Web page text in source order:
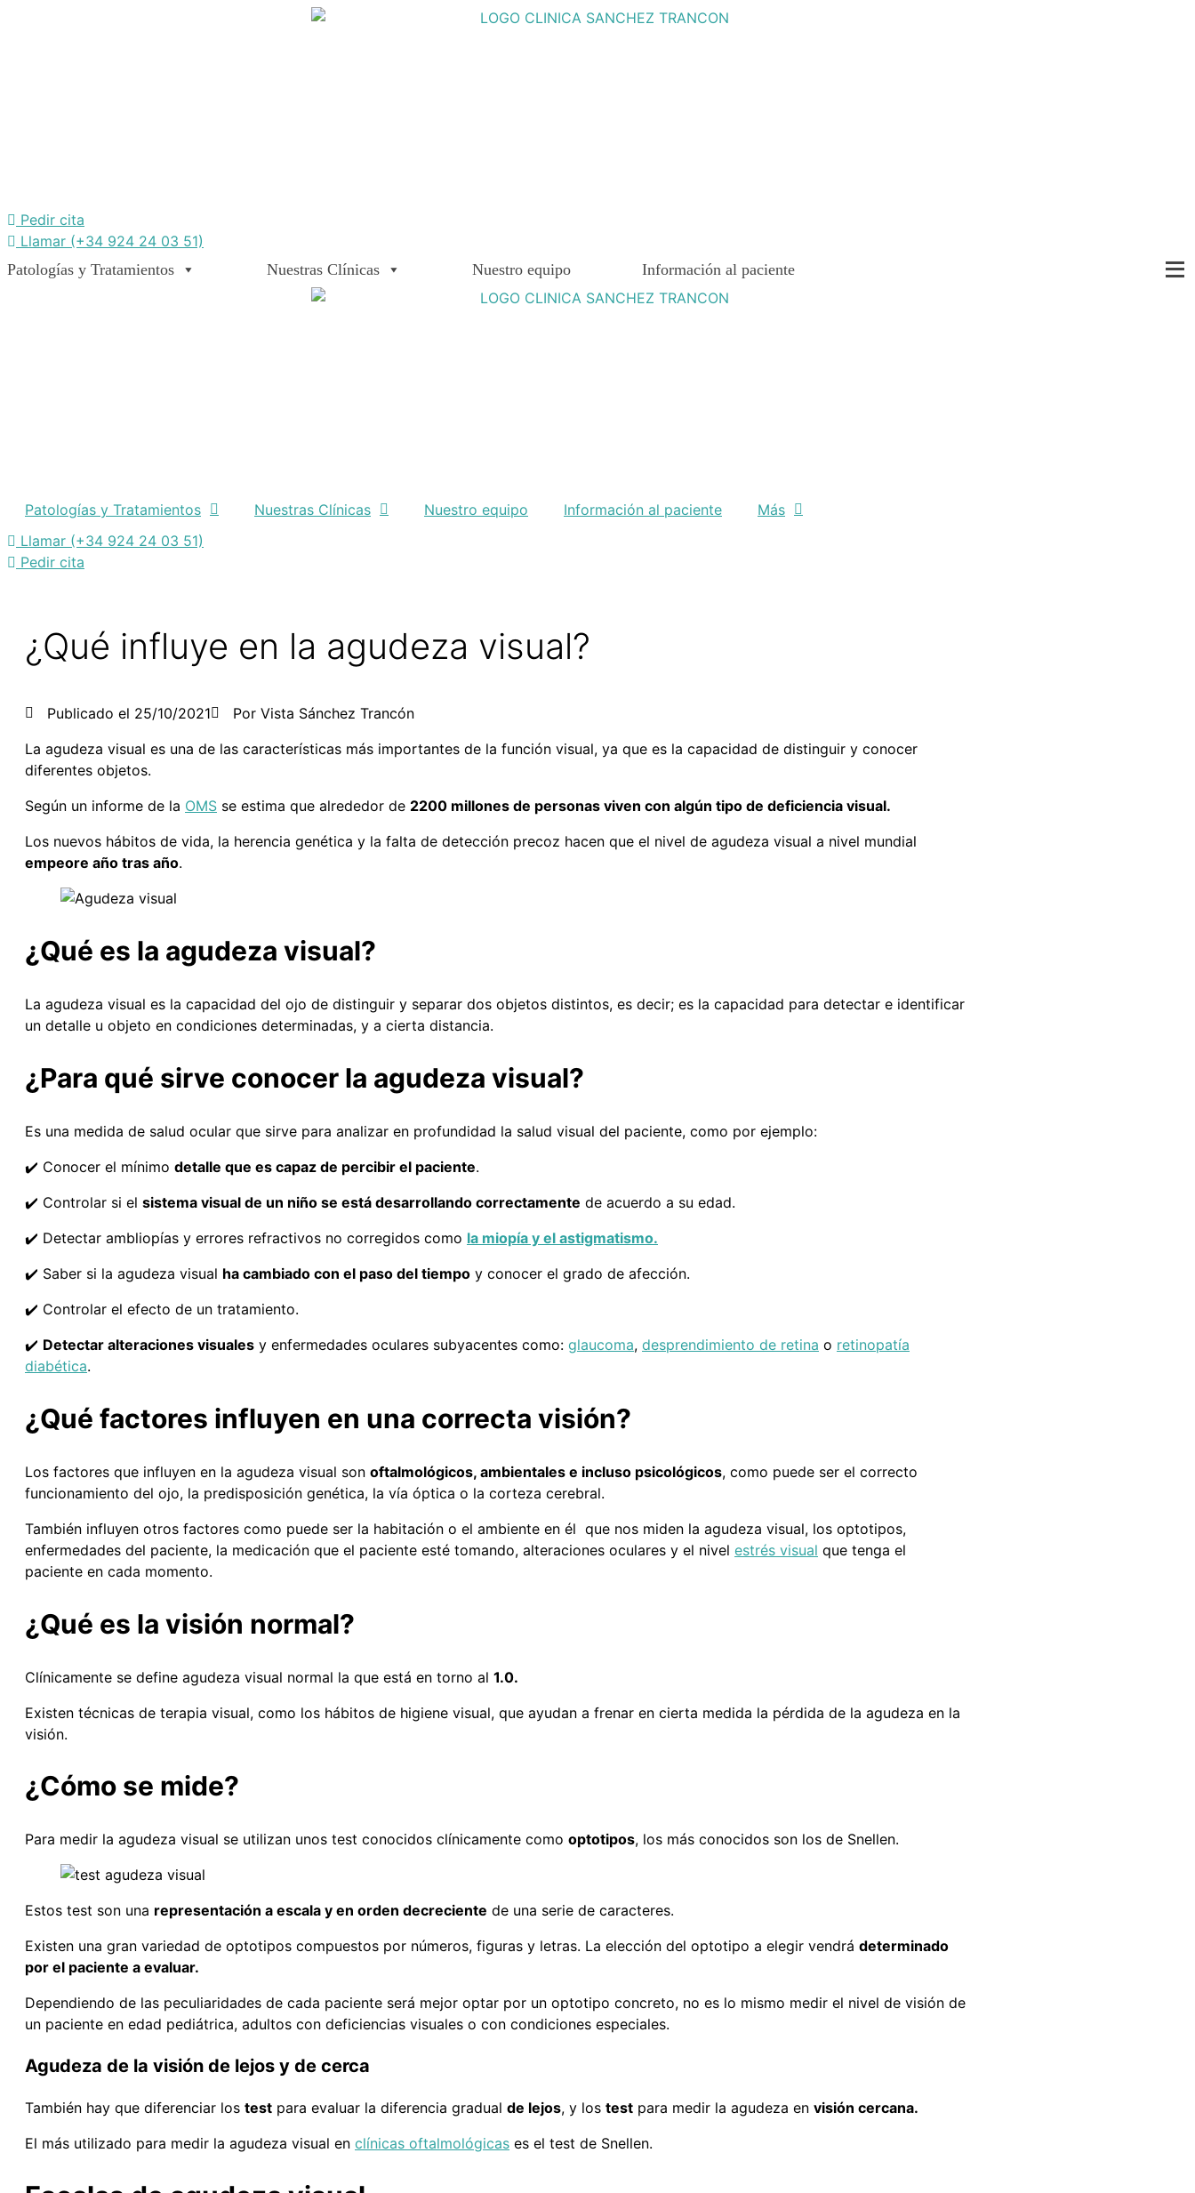
Pedir cita
Llamar (+34 924 24 03 51)
Patologías y Tratamientos
Nuestras Clínicas Nuestro equipo Información al paciente
Patologías y Tratamientos Nuestras Clínicas Nuestro equipo Información al paciente
Más
Llamar (+34 924 24 03 51)
Pedir cita
¿Qué influye en la agudeza visual?
Publicado el 25/10/2021 Por Vista Sánchez Trancón
La agudeza visual es una de las características más importantes de la función visual, ya que es la capacidad de distinguir y conocer
diferentes objetos.
Según un informe de la OMS se estima que alrededor de 2200 millones de personas viven con algún tipo de deficiencia visual.
Los nuevos hábitos de vida, la herencia genética y la falta de detección precoz hacen que el nivel de agudeza visual a nivel mundial
empeore año tras año.
¿Qué es la agudeza visual?
La agudeza visual es la capacidad del ojo de distinguir y separar dos objetos distintos, es decir; es la capacidad para detectar e identificar
un detalle u objeto en condiciones determinadas, y a cierta distancia.
¿Para qué sirve conocer la agudeza visual?
Es una medida de salud ocular que sirve para analizar en profundidad la salud visual del paciente, como por ejemplo:
✔️ Conocer el mínimo detalle que es capaz de percibir el paciente.
✔️ Controlar si el sistema visual de un niño se está desarrollando correctamente de acuerdo a su edad.
✔️ Detectar ambliopías y errores refractivos no corregidos como la miopía y el astigmatismo.
✔️ Saber si la agudeza visual ha cambiado con el paso del tiempo y conocer el grado de afección.
✔️ Controlar el efecto de un tratamiento.
✔️ Detectar alteraciones visuales y enfermedades oculares subyacentes como: glaucoma, desprendimiento de retina o retinopatía
diabética.
¿Qué factores influyen en una correcta visión?
Los factores que influyen en la agudeza visual son oftalmológicos, ambientales e incluso psicológicos, como puede ser el correcto
funcionamiento del ojo, la predisposición genética, la vía óptica o la corteza cerebral.
También influyen otros factores como puede ser la habitación o el ambiente en él que nos miden la agudeza visual, los optotipos,
enfermedades del paciente, la medicación que el paciente esté tomando, alteraciones oculares y el nivel estrés visual que tenga el
paciente en cada momento.
¿Qué es la visión normal?
Clínicamente se define agudeza visual normal la que está en torno al 1.0.
Existen técnicas de terapia visual, como los hábitos de higiene visual, que ayudan a frenar en cierta medida la pérdida de la agudeza en la
visión.
¿Cómo se mide?
Para medir la agudeza visual se utilizan unos test conocidos clínicamente como optotipos, los más conocidos son los de Snellen.
Estos test son una representación a escala y en orden decreciente de una serie de caracteres.
Existen una gran variedad de optotipos compuestos por números, figuras y letras. La elección del optotipo a elegir vendrá determinado
por el paciente a evaluar.
Dependiendo de las peculiaridades de cada paciente será mejor optar por un optotipo concreto, no es lo mismo medir el nivel de visión de
un paciente en edad pediátrica, adultos con deficiencias visuales o con condiciones especiales.
Agudeza de la visión de lejos y de cerca
También hay que diferenciar los test para evaluar la diferencia gradual de lejos, y los test para medir la agudeza en visión cercana.
El más utilizado para medir la agudeza visual en clínicas oftalmológicas es el test de Snellen.